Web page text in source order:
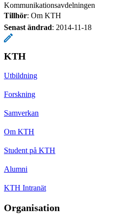
Kommunikationsavdelningen
Tillhör: Om KTH
Senast ändrad: 2014-11-18
KTH
Utbildning
Forskning
Samverkan
Om KTH
Student på KTH
Alumni
KTH Intranät
Organisation